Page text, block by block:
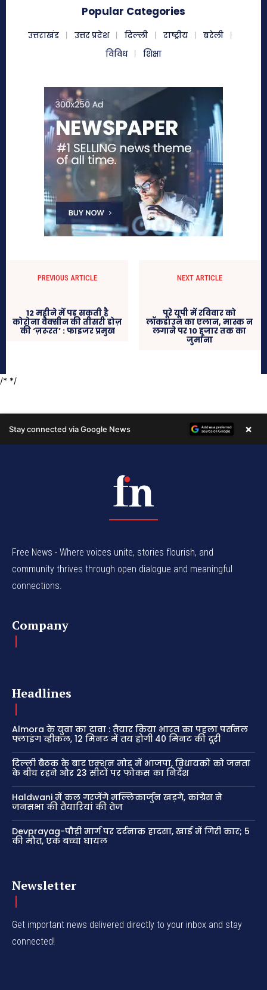
Free News - Where voices unite, stories flourish, and
community thrives through open dialogue and meaningful
connections.
Company
Headlines
Almora के युवा का दावा : तैयार किया भारत का पहला पर्सनल
फ्लाइंग व्हीकल, 12 मिनट में तय होगी 40 मिनट की दूरी
दिल्ली बैठक के बाद एक्शन मोड में भाजपा, विधायकों को जनता
के बीच रहने और 23 सीटों पर फोकस का निर्देश
Haldwani में कल गरजेंगे मल्लिकार्जुन खड़गे, कांग्रेस ने
जनसभा की तैयारियां की तेज
Devprayag-पौड़ी मार्ग पर दर्दनाक हादसा, खाई में गिरी कार; 5
की मौत, एक बच्चा घायल
Newsletter
Get important news delivered directly to your inbox and stay
connected!